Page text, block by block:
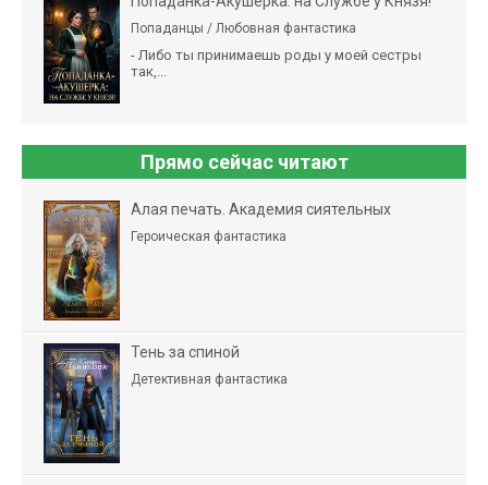
Попаданцы / Любовная фантастика
- Либо ты принимаешь роды у моей сестры
так,...
Прямо сейчас читают
Алая печать. Академия сиятельных
Героическая фантастика
Тень за спиной
Детективная фантастика